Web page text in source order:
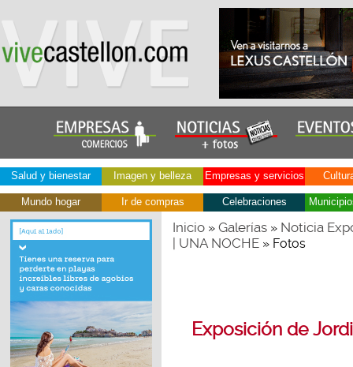
Salud y bienestar Imagen y belleza Empresas y servicios
Mundo hogar Ir de compras Celebraciones
Inicio» Galerías» Noticia
| UNA NOCHE» Fotos
Exposición de